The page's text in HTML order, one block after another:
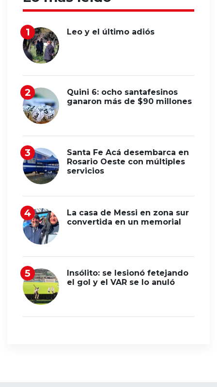
Leo y el último adiós
Quini 6: ocho santafesinos
ganaron más de $90 millones
Santa Fe Acá desembarca en
Rosario Oeste con múltiples
servicios
La casa de Messi en zona sur
convertida en un memorial
Insólito: se lesionó fetejando
el gol y el VAR se lo anuló